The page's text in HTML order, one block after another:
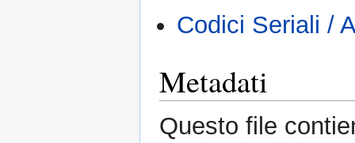
Codici Seriali /
Metadati
Questo file